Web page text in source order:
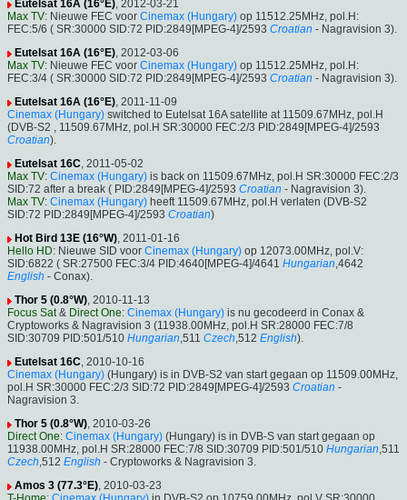
Eutelsat 16A (16°E), 2012-03-21
Max TV: Nieuwe FEC voor Cinemax (Hungary) op 11512.25MHz, pol.H:
FEC:5/6 ( SR:30000 SID:72 PID:2849[MPEG-4]/2593 Croatian - Nagravision 3).
Eutelsat 16A (16°E), 2012-03-06
Max TV: Nieuwe FEC voor Cinemax (Hungary) op 11512.25MHz, pol.H:
FEC:3/4 ( SR:30000 SID:72 PID:2849[MPEG-4]/2593 Croatian - Nagravision 3).
Eutelsat 16A (16°E), 2011-11-09
Cinemax (Hungary) switched to Eutelsat 16A satellite at 11509.67MHz, pol.H
(DVB-S2 , 11509.67MHz, pol.H SR:30000 FEC:2/3 PID:2849[MPEG-4]/2593
Croatian).
Eutelsat 16C, 2011-05-02
Max TV: Cinemax (Hungary) is back on 11509.67MHz, pol.H SR:30000 FEC:2/3
SID:72 after a break ( PID:2849[MPEG-4]/2593 Croatian - Nagravision 3).
Max TV: Cinemax (Hungary) heeft 11509.67MHz, pol.H verlaten (DVB-S2
SID:72 PID:2849[MPEG-4]/2593 Croatian)
Hot Bird 13E (16°W), 2011-01-16
Hello HD: Nieuwe SID voor Cinemax (Hungary) op 12073.00MHz, pol.V:
SID:6822 ( SR:27500 FEC:3/4 PID:4640[MPEG-4]/4641 Hungarian,4642
English - Conax).
Thor 5 (0.8°W), 2010-11-13
Focus Sat& Direct One: Cinemax (Hungary) is nu gecodeerd in Conax &
Cryptoworks & Nagravision 3 (11938.00MHz, pol.H SR:28000 FEC:7/8
SID:30709 PID:501/510 Hungarian,511 Czech,512 English).
Eutelsat 16C, 2010-10-16
Cinemax (Hungary) (Hungary) is in DVB-S2 van start gegaan op 11509.00MHz,
pol.H SR:30000 FEC:2/3 SID:72 PID:2849[MPEG-4]/2593 Croatian -
Nagravision 3.
Thor 5 (0.8°W), 2010-03-26
Direct One: Cinemax (Hungary) (Hungary) is in DVB-S van start gegaan op
11938.00MHz, pol.H SR:28000 FEC:7/8 SID:30709 PID:501/510 Hungarian,511
Czech,512 English - Cryptoworks & Nagravision 3.
Amos 3 (77.3°E), 2010-03-23